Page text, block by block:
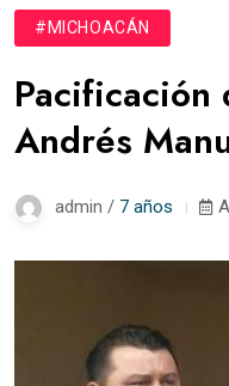
#MICHOACÁN
Andrés
admin / 7 años